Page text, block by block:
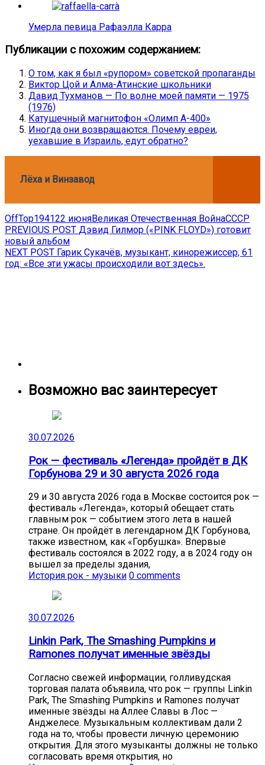
Умерла певица Рафаэлла Карра
Публикации с похожим содержанием:
О том, как я был «рупором» советской пропаганды
Виктор Цой и Алма-Атинские школьники
Давид Тухманов — По волне моей памяти — 1975
(1976)
Катушечный магнитофон «Олимп А-400»
Иногда они возвращаются. Почему евреи,
уехавшие в Израиль, едут обратно?
Лёха и Винзавод
OffTop194122 июняВеликая Отечественная ВойнаСССР
Навигация
по
записям
PREVIOUS POST Previous
Дэвид Гилмор («PINK FLOYD») готовит
новый альбом
NEXT POST Next
post:
Гарик Сукачёв, музыкант, кинорежиссер, 61
год: «Все эти ужасы происходили вот здесь».
Возможно вас заинтересует
30.07.2026
Рок — фестиваль «Легенда» пройдёт в ДК
Горбунова 29 и 30 августа 2026 года
29 и 30 августа 2026 года в Москве состоится рок —
фестиваль «Легенда», который обещает стать
главным рок — событием этого лета в нашей
стране. Он пройдёт в легендарном ДК Горбунова,
также известном, как «Горбушка». Впервые
фестиваль состоялся в 2022 году, а в 2024 году он
вышел за пределы здания,
История рок - музыки 0 comments
30.07.2026
Linkin Park, The Smashing Pumpkins и
Ramones получат именные звёзды
Согласно свежей информации, голливудская
торговая палата объявила, что рок — группы Linkin
Park, The Smashing Pumpkins и Ramones получат
именные звёзды на Аллее Славы в Лос —
Анджелесе. Музыкальным коллективам дали 2
года на то, чтобы провести личную церемонию
открытия. Для этого музыканты должны не только
согласовать время открытия, но